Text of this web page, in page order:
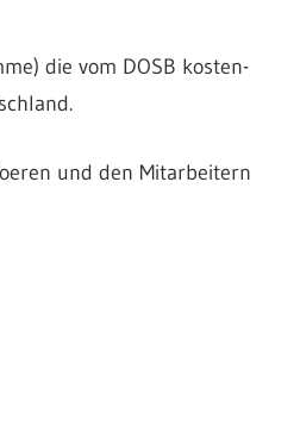
die vom DOSB kosten-
und den Mitarbeitern